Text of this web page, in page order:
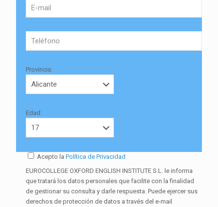
Provincia:
Edad:
Acepto la Política de Privacidad
EUROCOLLEGE OXFORD ENGLISH INSTITUTE S.L. le informa
que tratará los datos personales que facilite con la finalidad
de gestionar su consulta y darle respuesta. Puede ejercer sus
derechos de protección de datos a través del e-mail